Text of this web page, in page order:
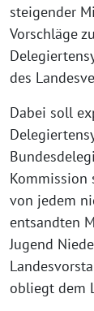
steigender
Vorschläge
des
Dabei soll
Kommission
von jedem
entsandten
Jugend
obliegt dem